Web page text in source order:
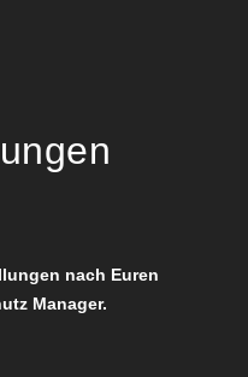
nach Euren
Manager.